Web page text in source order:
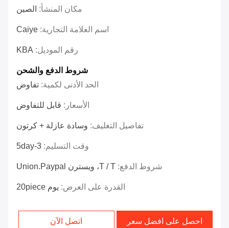
مكان المنشأ: الصين
اسم العلامة التجارية: Caiye
رقم الموديل: KBA
شروط الدفع والشحن
الحد الأدنى لكمية: تفاوض
الأسعار: قابل للتفاوض
تفاصيل التغليف: وسادة عازلة + كرتون
وقت التسليم: 3-5day
شروط الدفع: T / T، ويسترن Union.paypal
القدرة على العرض: يوم 20piece
احصل على افضل سعر اتصل الآن